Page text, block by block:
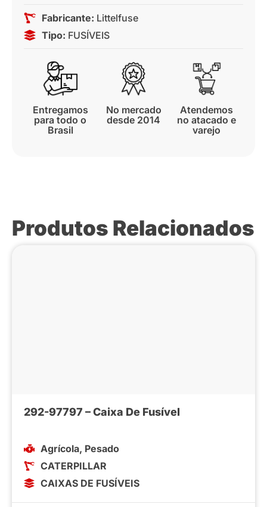
Fabricante: Littelfuse
Tipo: FUSÍVEIS
Entregamos
para todo o
Brasil
No mercado
desde 2014
Atendemos
no atacado e
varejo
Produtos Relacionados
292-97797 – Caixa De Fusível
Agrícola, Pesado
CATERPILLAR
CAIXAS DE FUSÍVEIS